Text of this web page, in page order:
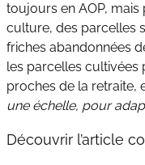
toujours en AOP, mais
culture, des parcelles
friches abandonnées
les parcelles cultivées
proches de la retraite,
une échelle, pour
Découvrir l’article